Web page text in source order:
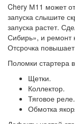
Chery М11 может
запуска слышите
запуска растет.
Сибирь», и ремонт
Отсрочка
Поломки стартера
Щетки.
Коллектор.
Тяговое реле.
Обмотка